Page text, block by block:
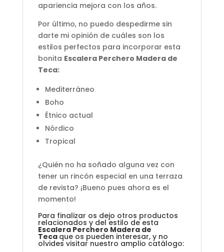
apariencia mejora con los años.
Por último, no puedo despedirme sin
darte mi opinión de cuáles son los
estilos perfectos para incorporar esta
bonita Escalera Perchero Madera de
Teca:
Mediterráneo
Boho
Étnico actual
Nórdico
Tropical
¿Quién no ha soñado alguna vez con
tener un rincón especial en una terraza
de revista? ¡Bueno pues ahora es el
momento!
Para finalizar os dejo otros productos
relacionados y del estilo de esta
Escalera Perchero Madera de
Teca que os pueden interesar, y no
olvides visitar nuestro amplio catálogo: